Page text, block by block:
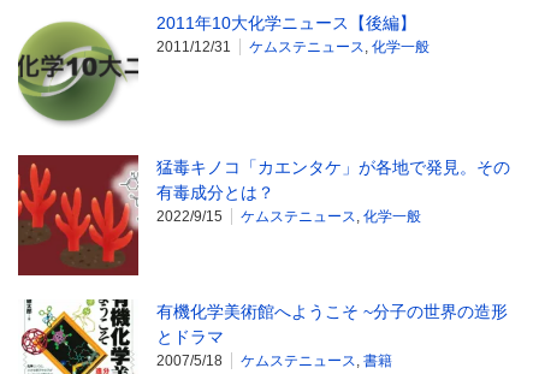
2011年10大化学ニュース【後編】
2011/12/31 ケムステニュース, 化学一般
猛毒キノコ「カエンタケ」が各地で発見。その
有毒成分とは？
2022/9/15 ケムステニュース, 化学一般
有機化学美術館へようこそ ~分子の世界の造形
とドラマ
2007/5/18 ケムステニュース, 書籍